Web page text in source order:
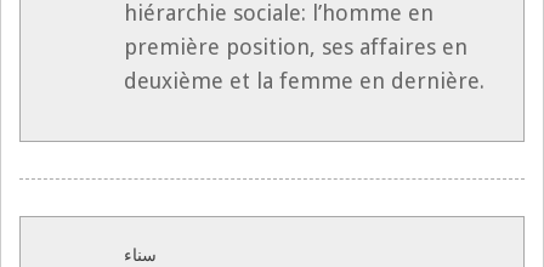
hiérarchie sociale: l’homme en
première position, ses affaires en
deuxième et la femme en dernière.
سناء